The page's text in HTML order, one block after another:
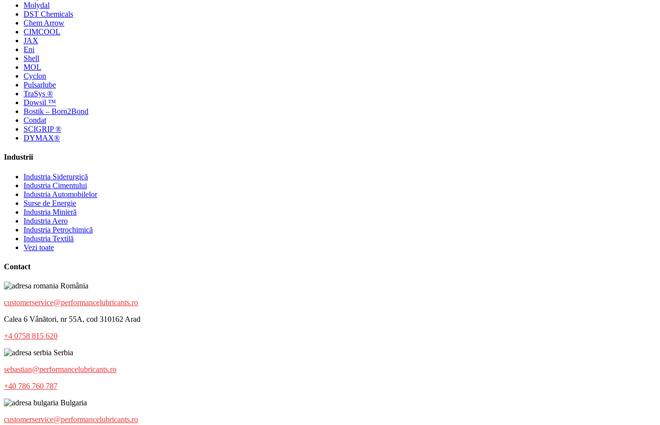
Molydal
DST Chemicals
Chem Arrow
CIMCOOL
JAX
Eni
Shell
MOL
Cyclon
Pulsarlube
TraSys ®
Dowsil ™
Bostik – Born2Bond
Condat
SCIGRIP ®
DYMAX®
Industrii
Industria Siderurgică
Industria Cimentului
Industria Automobilelor
Surse de Energie
Industria Minieră
Industria Aero
Industria Petrochimică
Industria Textilă
Vezi toate
Contact
România
customerservice@performancelubricants.ro
Calea 6 Vânători, nr 55A, cod 310162 Arad
+4 0758 815 620
Serbia
sebastian@performancelubricants.ro
+40 786 760 787
Bulgaria
customerservice@performancelubricants.ro